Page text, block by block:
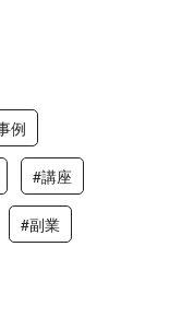
例
#講座
#副業